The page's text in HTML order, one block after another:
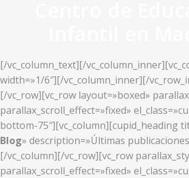
[/vc_column_text][/
width=»1/6″][/vc_column_inner][/
[/vc_row][vc_row layout=»boxed»
parallax_scroll_effect=»fixed»
bottom-75″][vc_column][cupid_heading
Blog» description=»Últimas
[/vc_column][/vc_row][vc_row
parallax_scroll_effect=»fixed»